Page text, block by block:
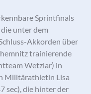
Sprintfinals
unter dem
Akkorden über
trainierende
Wetzlar) in
Militärathletin Lisa
sec), die hinter der